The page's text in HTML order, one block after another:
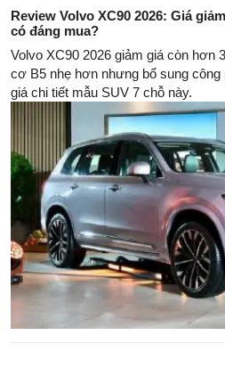
Review Volvo XC90 2026: Giá
có đáng mua?
Volvo XC90 2026 giảm giá còn hơn
cơ B5 nhẹ hơn nhưng bổ sung
giá chi tiết mẫu SUV 7 chỗ này.